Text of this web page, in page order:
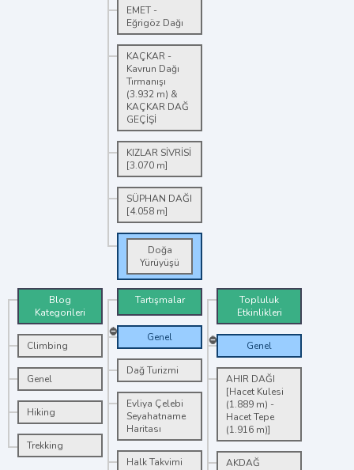
EMET -
Eğrigöz Dağı
KAÇKAR -
Kavrun Dağı
Tırmanışı
(3.932 m) &
KAÇKAR DAĞ
GEÇİŞİ
KIZLAR SİVRİSİ
[3.070 m]
SÜPHAN DAĞI
[4.058 m]
Doğa
Yürüyüşü
Blog
Kategorileri
Climbing
Genel
Hiking
Trekking
Tartışmalar
Genel
Dağ Turizmi
Evliya Çelebi
Seyahatname
Haritası
Halk Takvimi
Topluluk
Etkinlikleri
Genel
AHIR DAĞI
[Hacet Kulesi
(1.889 m) -
Hacet Tepe
(1.916 m)]
AKDAĞ